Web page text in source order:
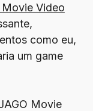
Movie Video
como eu,
um game
Movie